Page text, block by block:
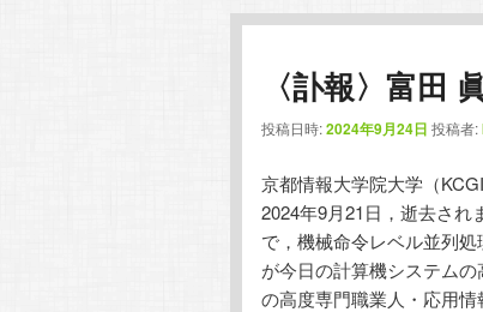
〈訃報〉富田
投稿日時:2024年9月24日 投稿者:
京都情報大学院大学（
2024年9月21日，逝去さ
で，機械命令レベル並列
が今日の計算機システム
の高度専門職業人・応用